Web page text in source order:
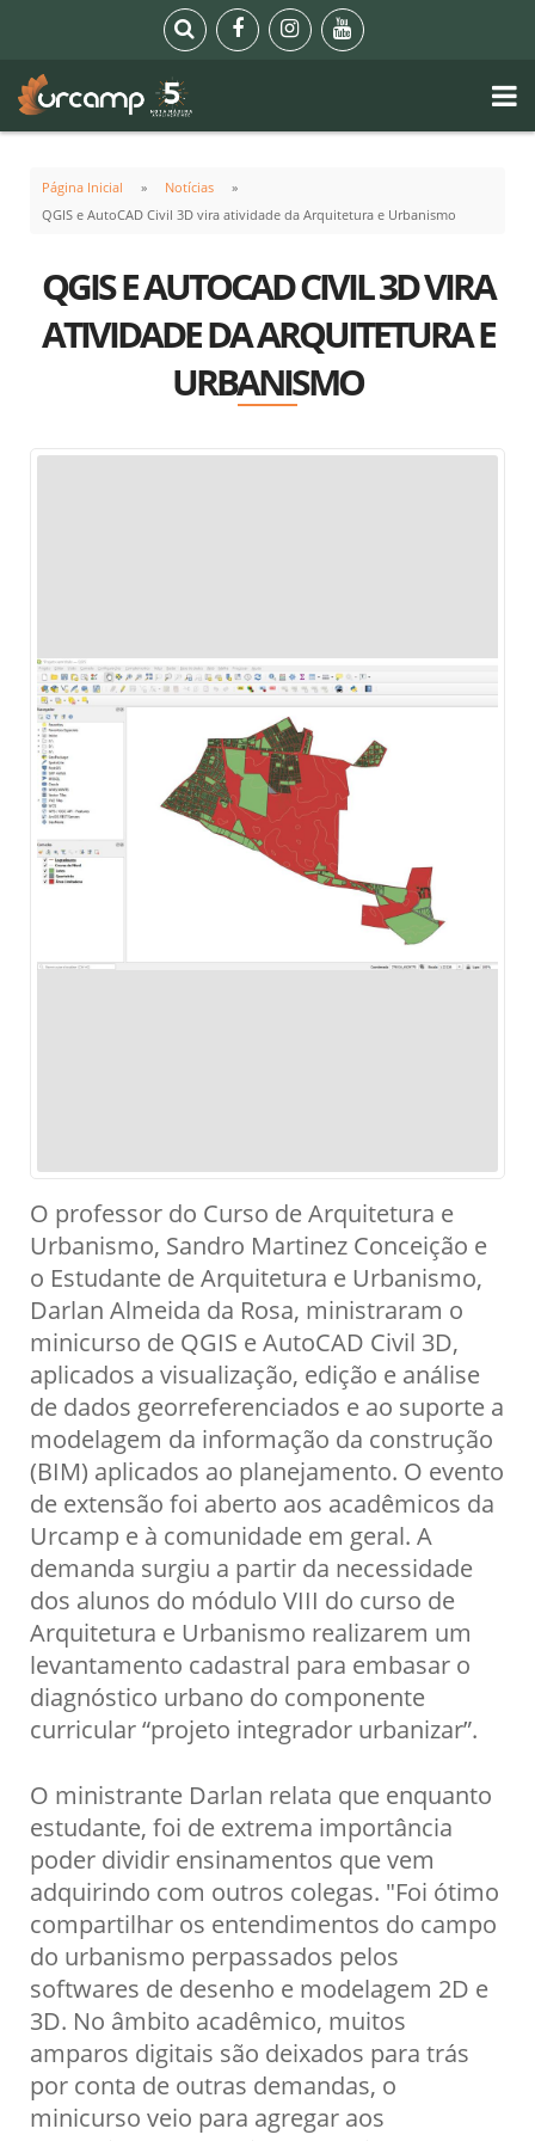
Página Inicial
Notícias
QGIS e AutoCAD Civil 3D vira atividade da Arquitetura e Urbanismo
QGIS E AUTOCAD CIVIL 3D VIRA
ATIVIDADE DA ARQUITETURA E
URBANISMO
O professor do Curso de Arquitetura e
Urbanismo, Sandro Martinez Conceição e
o Estudante de Arquitetura e Urbanismo,
Darlan Almeida da Rosa, ministraram o
minicurso de QGIS e AutoCAD Civil 3D,
aplicados a visualização, edição e análise
de dados georreferenciados e ao suporte a
modelagem da informação da construção
(BIM) aplicados ao planejamento. O evento
de extensão foi aberto aos acadêmicos da
Urcamp e à comunidade em geral. A
demanda surgiu a partir da necessidade
dos alunos do módulo VIII do curso de
Arquitetura e Urbanismo realizarem um
levantamento cadastral para embasar o
diagnóstico urbano do componente
curricular “projeto integrador urbanizar”.
O ministrante Darlan relata que enquanto
estudante, foi de extrema importância
poder dividir ensinamentos que vem
adquirindo com outros colegas. "Foi ótimo
compartilhar os entendimentos do campo
do urbanismo perpassados pelos
softwares de desenho e modelagem 2D e
3D. No âmbito acadêmico, muitos
amparos digitais são deixados para trás
por conta de outras demandas, o
minicurso veio para agregar aos